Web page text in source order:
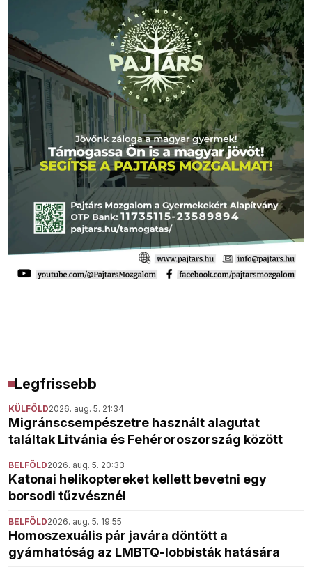
Legfrissebb
KÜLFÖLD2026. aug. 5. 21:34
Migránscsempészetre használt alagutat
találtak Litvánia és Fehéroroszország között
BELFÖLD2026. aug. 5. 20:33
Katonai helikoptereket kellett bevetni egy
borsodi tűzvésznél
BELFÖLD2026. aug. 5. 19:55
Homoszexuális pár javára döntött a
gyámhatóság az LMBTQ-lobbisták hatására